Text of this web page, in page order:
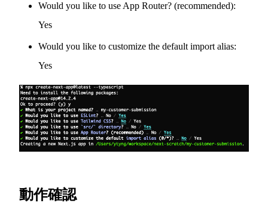
Would you like to use App Router? (recommended):
Yes
Would you like to customize the default import alias:
Yes
動作確認